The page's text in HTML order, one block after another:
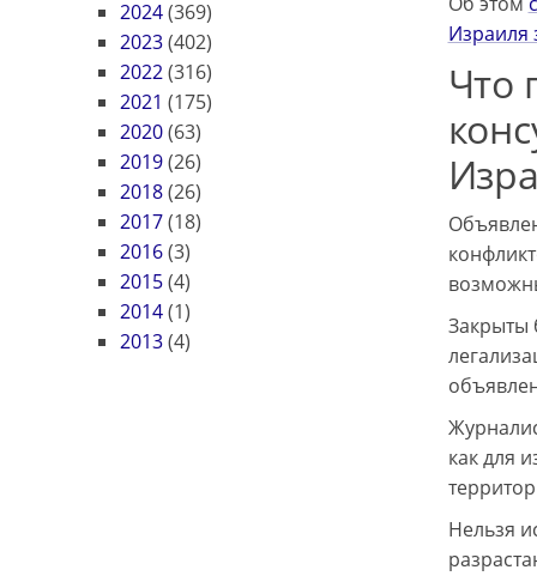
2024(369)
2023(402)
2022(316)
2021 (175)
2020(63)
2019(26)
2018(26)
2017(18)
2016(3)
2015(4)
2014(1)
2013(4)
Израиля
Что
Закрыты
как для
Нельзя